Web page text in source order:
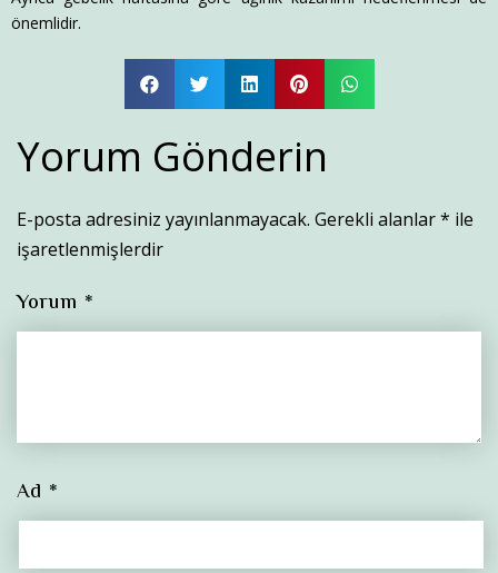
önemlidir.
Yorum Gönderin
E-posta adresiniz yayınlanmayacak. Gerekli alanlar* ile
işaretlenmişlerdir
Yorum *
Ad *